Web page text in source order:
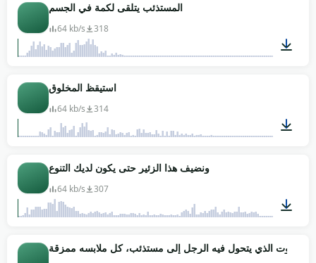
المستذئب يتلقى لكمة في الجسم
64 kb/s 318
استيقظ المخلوق
64 kb/s 314
ونضيف هذا الزئير حتى يكون لديك التنوع
64 kb/s 307
00:04
الصوت الذي يتحول فيه الرجل إلى مستذئب، كل ملابسه ممزقة